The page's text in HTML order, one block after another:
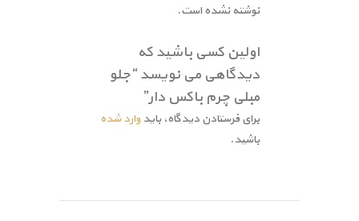
نوشته نشده است.
اولین کسی باشید که
دیدگاهی می نویسد “جلو
مبلی چرم باکس دار”
برای فرستادن دیدگاه، باید وارد شده
باشید.